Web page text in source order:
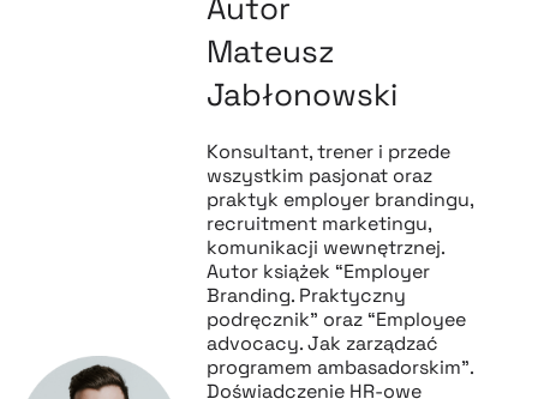
Autor
Mateusz
Jabłonowski
Konsultant, trener i przede
wszystkim pasjonat oraz
praktyk employer brandingu,
recruitment marketingu,
komunikacji wewnętrznej.
Autor książek “Employer
Branding. Praktyczny
podręcznik” oraz “Employee
advocacy. Jak zarządzać
programem ambasadorskim”.
Doświadczenie HR-owe